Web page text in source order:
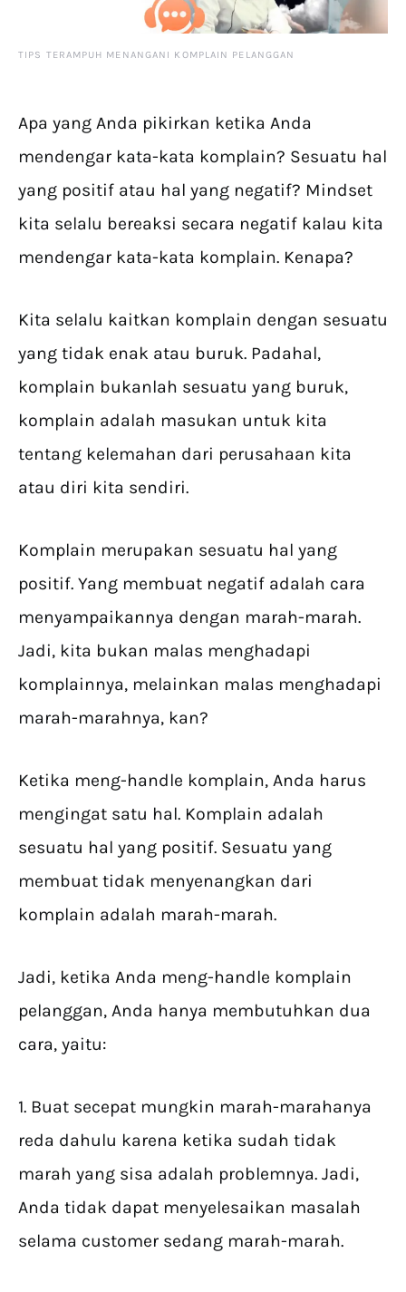
TIPS TERAMPUH MENANGANI KOMPLAIN PELANGGAN
Apa yang Anda pikirkan ketika Anda
mendengar kata-kata komplain? Sesuatu hal
yang positif atau hal yang negatif? Mindset
kita selalu bereaksi secara negatif kalau kita
mendengar kata-kata komplain. Kenapa?
Kita selalu kaitkan komplain dengan sesuatu
yang tidak enak atau buruk. Padahal,
komplain bukanlah sesuatu yang buruk,
komplain adalah masukan untuk kita
tentang kelemahan dari perusahaan kita
atau diri kita sendiri.
Komplain merupakan sesuatu hal yang
positif. Yang membuat negatif adalah cara
menyampaikannya dengan marah-marah.
Jadi, kita bukan malas menghadapi
komplainnya, melainkan malas menghadapi
marah-marahnya, kan?
Ketika meng-handle komplain, Anda harus
mengingat satu hal. Komplain adalah
sesuatu hal yang positif. Sesuatu yang
membuat tidak menyenangkan dari
komplain adalah marah-marah.
Jadi, ketika Anda meng-handle komplain
pelanggan, Anda hanya membutuhkan dua
cara, yaitu:
1. Buat secepat mungkin marah-marahanya
reda dahulu karena ketika sudah tidak
marah yang sisa adalah problemnya. Jadi,
Anda tidak dapat menyelesaikan masalah
selama customer sedang marah-marah.